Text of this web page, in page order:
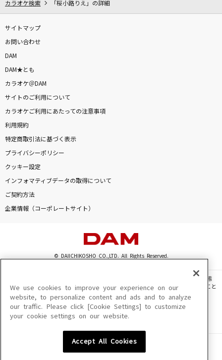
ずっと真夜中でいいのに。
夢見が丘
B'z
カブトムシ
aiko
[生音]桜
[生音]手をつなごう
絢香
TEST ME(【推しの子】アニメバージョン)
もっと見る
カラオケ最新情報をチェック！
カラオケ検索 「桜小路りえ」の詳細
サイトマップ
お問い合わせ
DAM
DAM★とも
カラオケ＠DAM
サイトのご利用について
カラオケご利用にあたっての注意事項
利用規約
特定商取引法に基づく表示
プライバシーポリシー
クッキー設定
インフォマティブデータの取得について
ご契約方法
企業情報（コーポレートサイト）
© DAIICHIKOSHO CO.,LTD. All Rights Reserved.
このサイトに掲載されている一切の文章・画像・写真・動画・音声等を、手段や形態
を問わず、著作権法の定める範囲を超えて無断で複製、転載、ファイル化などすること
を禁じます。
楽曲及びコンテンツは、機種によりご利用いただけない場合があります。
楽曲及びコンテンツの配信日、配信内容が変更になる場合があります。
We use cookies to improve your experience on our
website, to personalize content and ads and to analyze
our traffic. Please click [Cookie Settings] to customize
your cookie settings on our website.
Accept All Cookies